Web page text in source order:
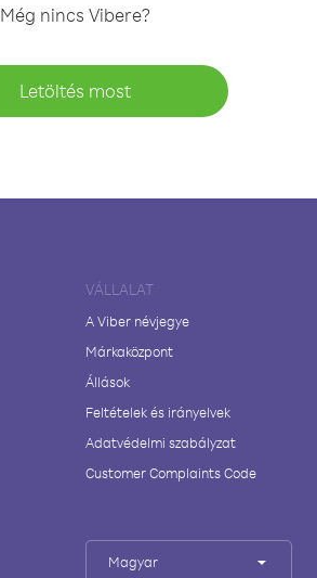
Még nincs Vibere?
Letöltés most
VÁLLALAT
A Viber névjegye
Márkaközpont
Állások
Feltételek és irányelvek
Adatvédelmi szabályzat
Customer Complaints Code
Magyar